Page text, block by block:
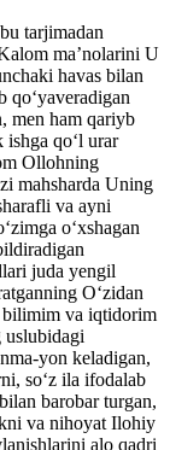
tarjimadan
ma’nolarini U
havas bilan
qo‘yaveradigan
men ham qariyb
qo‘l urar
Ollohning
mahsharda Uning
va ayni
o‘xshagan
juda yengil
O‘zidan
bilimim va iqtidorim
yon keladigan,
so‘z ila ifodalab
barobar turgan,
va nihoyat Ilohiy
alo qadri